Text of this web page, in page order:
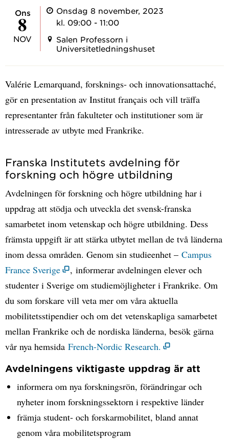
ons
8
NOV
Onsdag 8 november, 2023
kl. 09:00 - 11:00
Salen Professorn i
Universitetledningshuset
Valérie Lemarquand, forsknings- och innovationsattaché,
gör en presentation av Institut français och vill träffa
representanter från fakulteter och institutioner som är
intresserade av utbyte med Frankrike.
Franska Institutets avdelning för
forskning och högre utbildning
Avdelningen för forskning och högre utbildning har i
uppdrag att stödja och utveckla det svensk-franska
samarbetet inom vetenskap och högre utbildning. Dess
främsta uppgift är att stärka utbytet mellan de två länderna
inom dessa områden. Genom sin studieenhet – Campus
France Sverige
, informerar avdelningen elever och
studenter i Sverige om studiemöjligheter i Frankrike. Om
du som forskare vill veta mer om våra aktuella
mobilitetsstipendier och om det vetenskapliga samarbetet
mellan Frankrike och de nordiska länderna, besök gärna
vår nya hemsida French-Nordic Research.
Avdelningens viktigaste uppdrag är att
informera om nya forskningsrön, förändringar och
nyheter inom forskningssektorn i respektive länder
främja student- och forskarmobilitet, bland annat
genom våra mobilitetsprogram